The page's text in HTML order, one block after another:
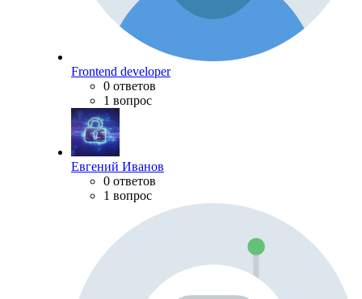
Frontend developer
0 ответов
1 вопрос
Евгений Иванов
0 ответов
1 вопрос